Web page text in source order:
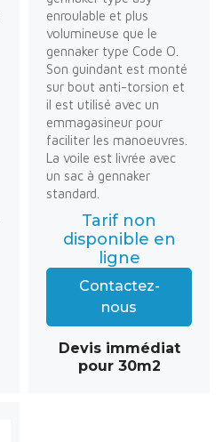
enroulable et plus
volumineuse que le
gennaker type Code O.
Son guindant est monté
sur bout anti-torsion et
il est utilisé avec un
emmagasineur pour
faciliter les manoeuvres.
La voile est livrée avec
un sac à gennaker
standard.
Tarif non
disponible en
ligne
Contactez-
nous
Devis immédiat
pour 30m2